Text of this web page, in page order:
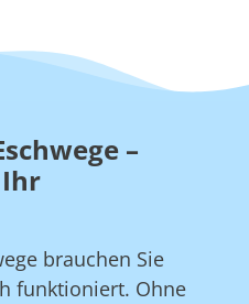
–
brauchen Sie
funktioniert. Ohne